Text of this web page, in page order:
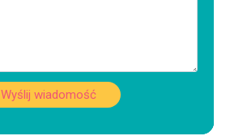
Wyślij wiadomość